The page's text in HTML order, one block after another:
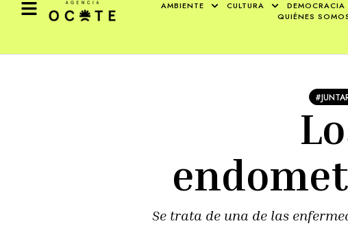
AMBIENTE CULTURA DEMOCRACIA
QUIÉNES
Se trata de una de las